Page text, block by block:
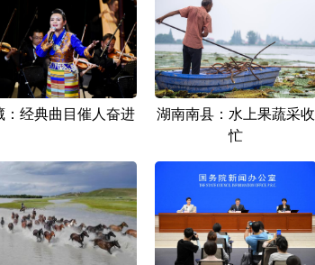
：经典曲目催人奋进
湖南南县：水上果蔬采收
忙